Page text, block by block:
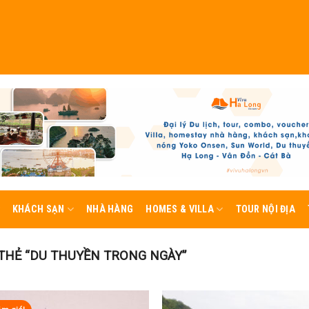
KHÁCH SẠN NHÀ HÀNG HOMES & VILLA TOUR NỘI ĐỊA
“DU THUYỀN TRONG NGÀY”